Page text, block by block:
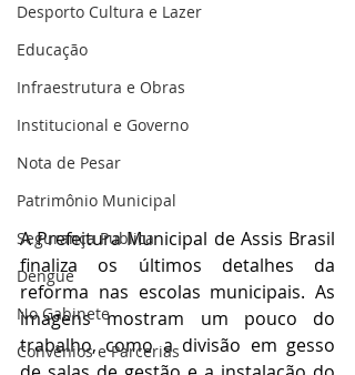
Desporto Cultura e Lazer
Educação
Infraestrutura e Obras
Institucional e Governo
Nota de Pesar
Patrimônio Municipal
Segurança Publica
Dengue
No Gabinete
Convênios e Parcerias
A Prefeitura Municipal de Assis Brasil
finaliza os últimos detalhes da
reforma nas escolas municipais. As
imagens mostram um pouco do
trabalho, como a divisão em gesso